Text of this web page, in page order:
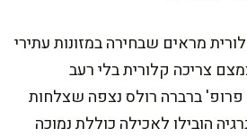
מראים שבחירה במזונות עתירי
צריכה קלורית בלי רעב
ברברה רולס נצפה שצלחות
הובילו לאכילה כוללת נמוכה